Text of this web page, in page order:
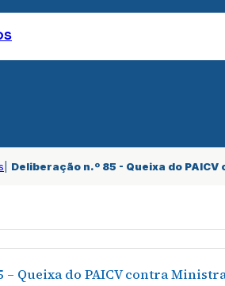
Deliberação n.º 85 - Queixa do
– Queixa do PAICV contra